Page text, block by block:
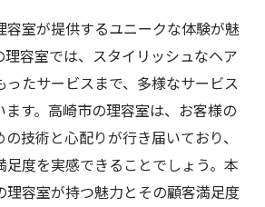
容室が提供するユニークな体験が魅
理容室では、スタイリッシュなヘア
ったサービスまで、多様なサービス
す。高崎市の理容室は、お客様の
技術と心配りが行き届いており、
足度を実感できることでしょう。本
理容室が持つ魅力とその顧客満足度